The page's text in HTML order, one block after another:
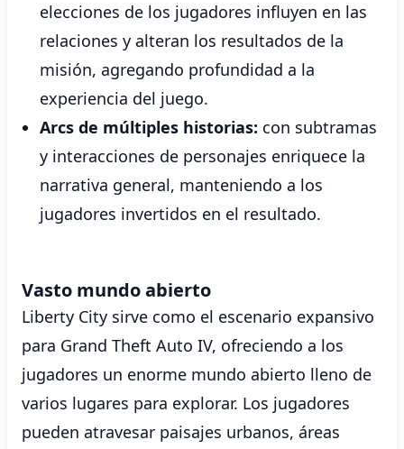
elecciones de los jugadores influyen en las
relaciones y alteran los resultados de la
misión, agregando profundidad a la
experiencia del juego.
Arcs de múltiples historias: con subtramas
y interacciones de personajes enriquece la
narrativa general, manteniendo a los
jugadores invertidos en el resultado.
Vasto mundo abierto
Liberty City sirve como el escenario expansivo
para Grand Theft Auto IV, ofreciendo a los
jugadores un enorme mundo abierto lleno de
varios lugares para explorar. Los jugadores
pueden atravesar paisajes urbanos, áreas